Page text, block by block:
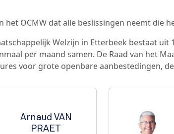
het OCMW dat alle beslissingen neemt die
Welzijn in Etterbeek bestaat
per maand samen. De Raad van het
voor grote openbare aanbestedingen,
Arnaud VAN
PRAET